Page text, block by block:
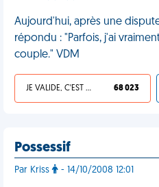
Aujourd'hui, après une
répondu : "Parfois, j'ai
couple." VDM
JE VALIDE, C'EST UNE VDM 68 023
Possessif
Par Kriss - 14/10/2008 12:01